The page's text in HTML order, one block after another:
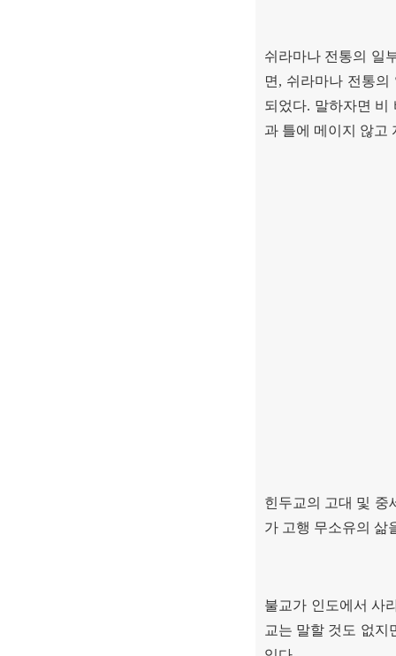
쉬라마나 전통의 일
면 , 쉬라마나 전통의
되었다. 말하자면 비
과 틀에 메이지 않고
힌두교의 고대 및 중
가 고행 무소유의 삶
불교가 인도에서 사
교는 말할 것도 없지